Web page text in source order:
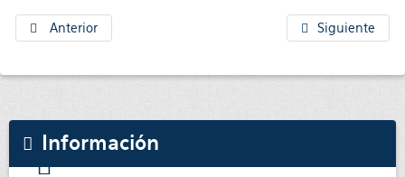
Anterior Siguiente
Información